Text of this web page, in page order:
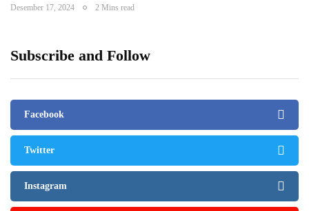
Desember 17, 2024 2 Mins read
Subscribe and Follow
Facebook
Twitter
Instagram